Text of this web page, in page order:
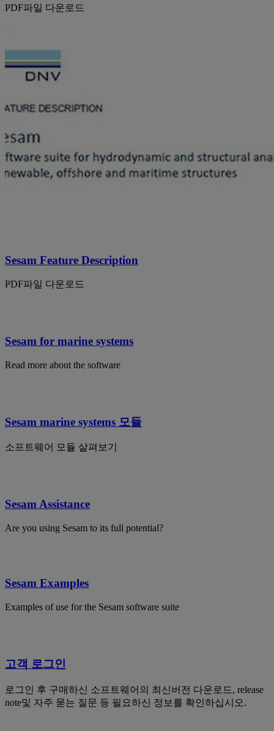
PDF파일 다운로드
Sesam Feature Description
PDF파일 다운로드
Sesam for marine systems
Read more about the software
Sesam marine systems 모듈
소프트웨어 모듈 살펴보기
Sesam Assistance
Are you using Sesam to its full potential?
Sesam Examples
Examples of use for the Sesam software suite
고객 로그인
로그인 후 구매하신 소프트웨어의 최신버전 다운로드, release
note및 자주 묻는 질문 등 필요하신 정보를 확인하십시오.